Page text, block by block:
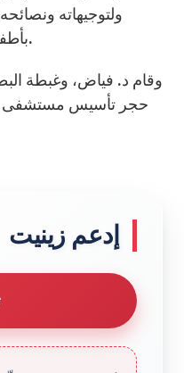
ولتوجيهاته ونصائحه
بأطفالنا الصغار ضحايا العنف والنزاع.
حجر تأسيس مستشفى
إدعم زينيت